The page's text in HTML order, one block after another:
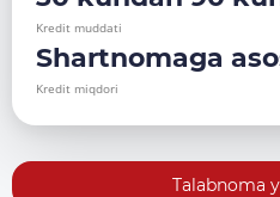
Kredit muddati
Shartnomaga
Kredit miqdori
Talabnoma